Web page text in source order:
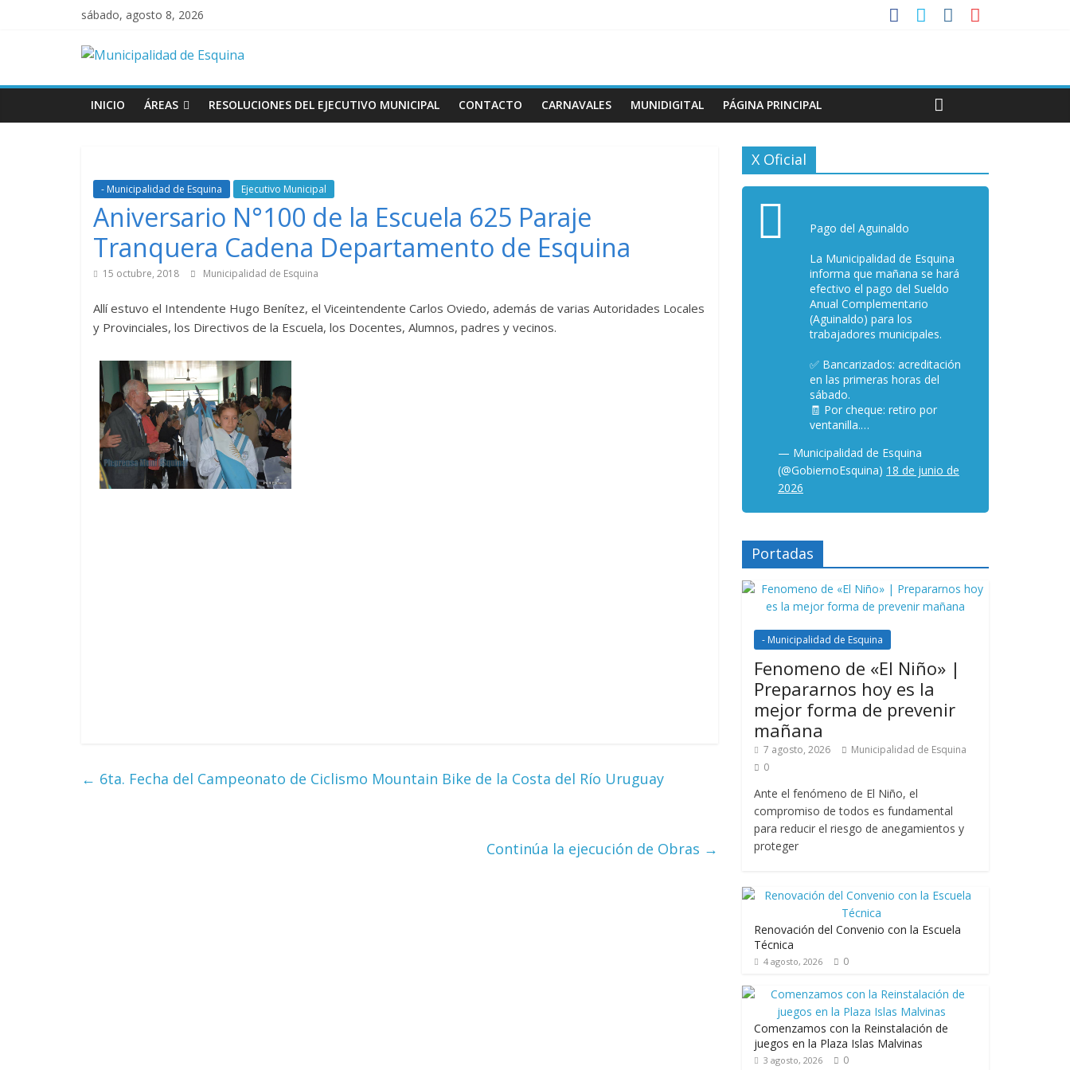
sábado, agosto 8, 2026
INICIO ÁREAS RESOLUCIONES DEL EJECUTIVO MUNICIPAL CONTACTO CARNAVALES MUNIDIGITAL PÁGINA PRINCIPAL
- Municipalidad de Esquina Ejecutivo Municipal
Aniversario N°100 de la Escuela 625 Paraje
Tranquera Cadena Departamento de Esquina
15 octubre, 2018 Municipalidad de Esquina
Allí estuvo el Intendente Hugo Benítez, el Viceintendente Carlos Oviedo, además de varias Autoridades Locales
y Provinciales, los Directivos de la Escuela, los Docentes, Alumnos, padres y vecinos.
← 6ta. Fecha del Campeonato de Ciclismo Mountain Bike de la Costa del Río Uruguay
Continúa la ejecución de Obras →
X Oficial
Pago del Aguinaldo
La Municipalidad de Esquina
informa que mañana se hará
efectivo el pago del Sueldo
Anual Complementario
(Aguinaldo) para los
trabajadores municipales.
✅ Bancarizados: acreditación
en las primeras horas del
sábado.
🧾 Por cheque: retiro por
ventanilla.…
— Municipalidad de Esquina
(@GobiernoEsquina) 18 de junio de
2026
Portadas
- Municipalidad de Esquina
Fenomeno de «El Niño» |
Prepararnos hoy es la
mejor forma de prevenir
mañana
7 agosto, 2026
Municipalidad de Esquina
0
Ante el fenómeno de El Niño, el
compromiso de todos es fundamental
para reducir el riesgo de anegamientos y
proteger
Renovación del Convenio con la Escuela
Técnica
4 agosto, 2026 0
Comenzamos con la Reinstalación de
juegos en la Plaza Islas Malvinas
3 agosto, 2026 0